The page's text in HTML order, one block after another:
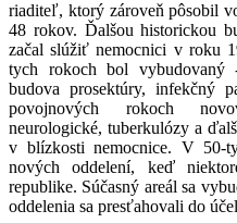
riaditeľ, ktorý zároveň pôsobil
48 rokov. Ďalšou historickou
začal slúžiť nemocnici v roku
tych rokoch bol vybudovaný
budova prosektúry, infekčný
povojnových rokoch
neurologické, tuberkulózy a
v blízkosti nemocnice. V 50-
nových oddelení, keď
republike. Súčasný areál sa
oddelenia sa presťahovali do